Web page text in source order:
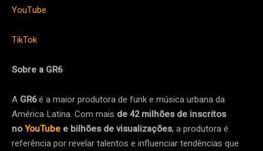
YouTube
TikTok
Sobre a GR6
A GR6é a maior produtora de funk e música urbana da
América Latina. Com mais de 42 milhões de inscritos
noYouTube e bilhões de visualizações, a produtora é
referência por revelar talentos e influenciar tendências que